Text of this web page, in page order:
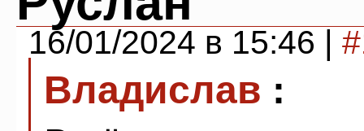
16/01/2024 в 15:46 |
Владислав :